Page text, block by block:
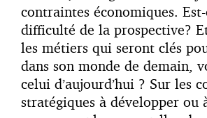
contraintes économiques.
difficulté de la prospective?
les métiers qui seront clés
dans son monde de demain,
celui d’aujourd’hui ? Sur les
stratégiques à développer ou